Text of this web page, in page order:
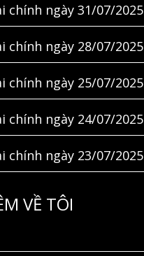
chính ngày 31/07/2025
chính ngày 28/07/2025
chính ngày 25/07/2025
chính ngày 24/07/2025
chính ngày 23/07/2025
VỀ TÔI